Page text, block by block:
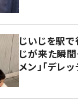
じいじを駅
じが来た瞬間
メン」「デレ